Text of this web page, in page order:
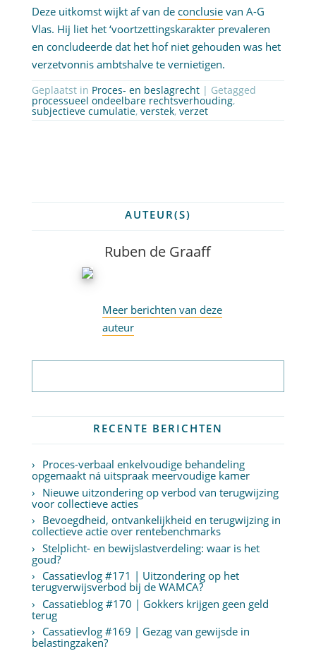
Deze uitkomst wijkt af van de conclusievan A-G
Vlas. Hij liet het ‘voortzettingskarakter prevaleren
en concludeerde dat het hof niet gehouden was het
verzetvonnis ambtshalve te vernietigen.
Geplaatst in Proces- en beslagrecht| Getagged
processueel ondeelbare rechtsverhouding,
subjectieve cumulatie, verstek, verzet
AUTEUR(S)
Ruben de Graaff
Meer berichten van deze
auteur
RECENTE BERICHTEN
Proces-verbaal enkelvoudige behandeling
opgemaakt ná uitspraak meervoudige kamer
Nieuwe uitzondering op verbod van terugwijzing
voor collectieve acties
Bevoegdheid, ontvankelijkheid en terugwijzing in
collectieve actie over rentebenchmarks
Stelplicht- en bewijslastverdeling: waar is het
goud?
Cassatievlog #171 | Uitzondering op het
terugverwijsverbod bij de WAMCA?
Cassatieblog #170 | Gokkers krijgen geen geld
terug
Cassatievlog #169 | Gezag van gewijsde in
belastingzaken?